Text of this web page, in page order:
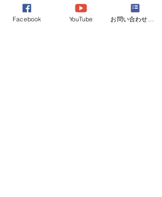
最新記事 すべて表示
Facebook YouTube